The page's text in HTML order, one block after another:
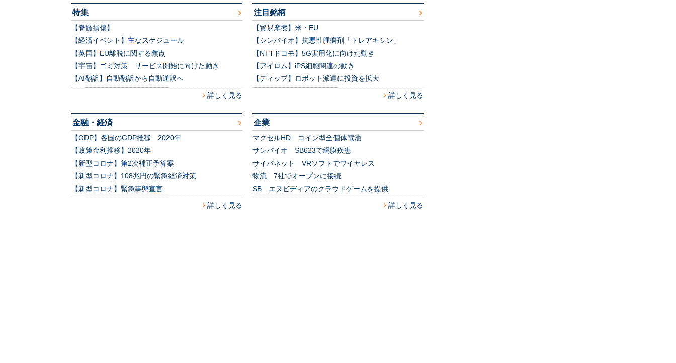
特集
【脊髄損傷】
【経済イベント】主なスケジュール
【英国】EU離脱に関する焦点
【宇宙】ゴミ対策 サービス開始に向けた動き
【AI翻訳】自動翻訳から自動通訳へ
詳しく見る
注目銘柄
【貿易摩擦】米・EU
【シンバイオ】抗悪性腫瘍剤「トレアキシン」
【NTTドコモ】5G実用化に向けた動き
【アイロム】iPS細胞関連の動き
【ディップ】ロボット派遣に投資を拡大
詳しく見る
金融・経済
【GDP】各国のGDP推移 2020年
【政策金利推移】2020年
【新型コロナ】第2次補正予算案
【新型コロナ】108兆円の緊急経済対策
【新型コロナ】緊急事態宣言
詳しく見る
企業
マクセルHD コイン型全個体電池
サンバイオ SB623で網膜疾患
サイバネット VRソフトでワイヤレス
物流 7社でオープンに接続
SB エヌビディアのクラウドゲームを提供
詳しく見る